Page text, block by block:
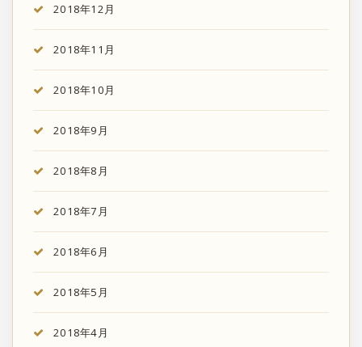
2018年12月
2018年11月
2018年10月
2018年9月
2018年8月
2018年7月
2018年6月
2018年5月
2018年4月